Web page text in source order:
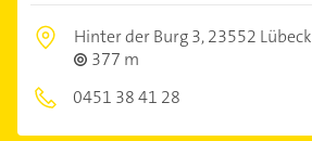
Hinter der Burg 3,23552 Lübeck
377 m
0451 38 41 28